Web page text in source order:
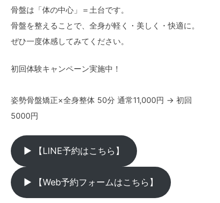
骨盤は「体の中心」＝土台です。
骨盤を整えることで、全身が軽く・美しく・快適に。
ぜひ一度体感してみてください。
初回体験キャンペーン実施中！
姿勢骨盤矯正×全身整体 50分 通常11,000円 → 初回
5000円
▶ 【LINE予約はこちら】
▶ 【Web予約フォームはこちら】